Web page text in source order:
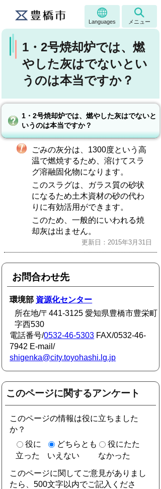
Languages メニュー
1・2号焼却炉では、燃
やした灰はでないとい
うのは本当ですか？
1・2号焼却炉では、燃やした灰はでないと
いうのは本当ですか？
ごみの灰分は、1300度という高
温で燃焼するため、溶けてスラ
グ溶融固化物になります。
このスラグは、ガラス質の砂状
になるため土木資材の砂の代わ
りに有効活用ができます。
このため、一般的にいわれる焼
却灰は出ません。
更新日：2015年3月31日
お問合わせ先
環境部 資源化センター
所在地/〒441-3125 愛知県豊橋市豊栄町
字西530
電話番号/0532-46-5303 FAX/0532-46-
7942 E-mail/
shigenka@city.toyohashi.lg.jp
このページに関するアンケート
このページの情報は役に立ちました
か？
役に
立った
どちらとも
いえない
役にたた
なかった
このページに関してご意見がありまし
たら、500文字以内でご記入くださ